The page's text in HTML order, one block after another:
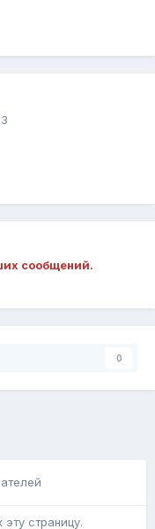
сообщений.
0
страницу.